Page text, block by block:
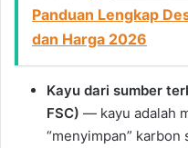
Panduan Lengkap
dan Harga 2026
Kayu dari sumber
FSC) — kayu adalah
“menyimpan” karbon